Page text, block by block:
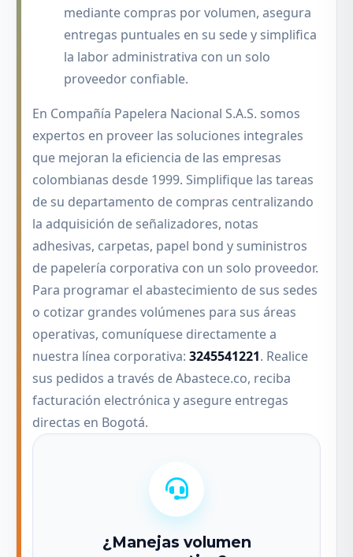
mediante compras por volumen, asegura
entregas puntuales en su sede y simplifica
la labor administrativa con un solo
proveedor confiable.
En Compañía Papelera Nacional S.A.S. somos
expertos en proveer las soluciones integrales
que mejoran la eficiencia de las empresas
colombianas desde 1999. Simplifique las tareas
de su departamento de compras centralizando
la adquisición de señalizadores, notas
adhesivas, carpetas, papel bond y suministros
de papelería corporativa con un solo proveedor.
Para programar el abastecimiento de sus sedes
o cotizar grandes volúmenes para sus áreas
operativas, comuníquese directamente a
nuestra línea corporativa: 3245541221. Realice
sus pedidos a través de Abastece.co, reciba
facturación electrónica y asegure entregas
directas en Bogotá.
¿Manejas volumen